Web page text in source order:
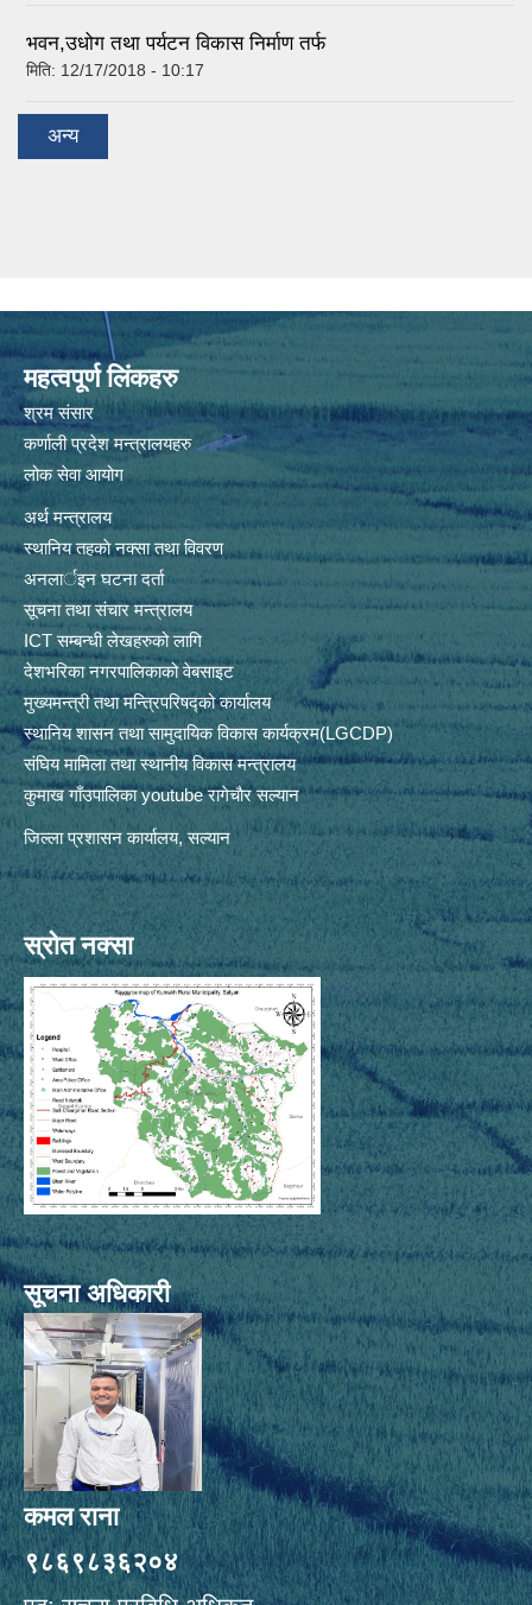
भवन,उधोग तथा पर्यटन विकास निर्माण तर्फ
मिति: 12/17/2018 - 10:17
अन्य
महत्वपूर्ण लिंकहरु
श्रम संसार
कर्णाली प्रदेश मन्त्रालयहरु
लोक सेवा आयोग
अर्थ मन्त्रालय
स्थानिय तहकाे नक्सा तथा विवरण
अनलार्इन घटना दर्ता
सूचना तथा संचार मन्त्रालय
ICT सम्बन्धी लेखहरुको लागि
देशभरिका नगरपालिकाको वेबसाइट
मुख्यमन्त्री तथा मन्त्रिपरिषद्को कार्यालय
स्थानिय शासन तथा सामुदायिक विकास कार्यक्रम(LGCDP)
संघिय मामिला तथा स्थानीय विकास मन्त्रालय
कुमाख गाँउपालिका youtube रागेचाैर सल्यान
जिल्ला प्रशासन कार्यालय, सल्यान
स्रोत नक्सा
सूचना अधिकारी
कमल राना
९८६९८३६२०४